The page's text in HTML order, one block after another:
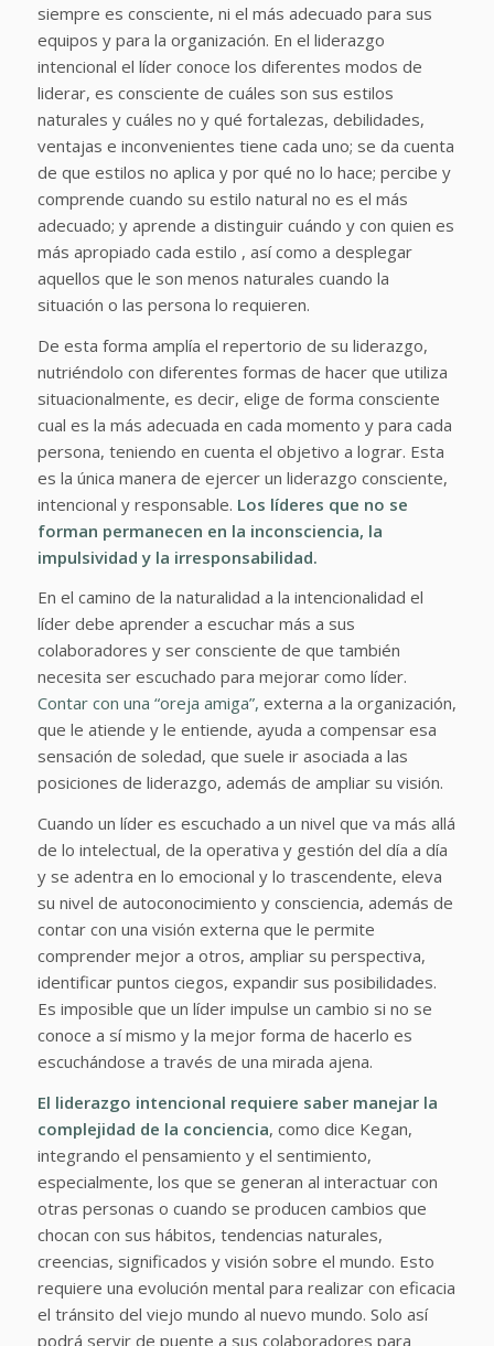
siempre es consciente, ni el más adecuado para sus
equipos y para la organización. En el liderazgo
intencional el líder conoce los diferentes modos de
liderar, es consciente de cuáles son sus estilos
naturales y cuáles no y qué fortalezas, debilidades,
ventajas e inconvenientes tiene cada uno; se da cuenta
de que estilos no aplica y por qué no lo hace; percibe y
comprende cuando su estilo natural no es el más
adecuado; y aprende a distinguir cuándo y con quien es
más apropiado cada estilo , así como a desplegar
aquellos que le son menos naturales cuando la
situación o las persona lo requieren.
De esta forma amplía el repertorio de su liderazgo,
nutriéndolo con diferentes formas de hacer que utiliza
situacionalmente, es decir, elige de forma consciente
cual es la más adecuada en cada momento y para cada
persona, teniendo en cuenta el objetivo a lograr. Esta
es la única manera de ejercer un liderazgo consciente,
intencional y responsable. Los líderes que no se
forman permanecen en la inconsciencia, la
impulsividad y la irresponsabilidad.
En el camino de la naturalidad a la intencionalidad el
líder debe aprender a escuchar más a sus
colaboradores y ser consciente de que también
necesita ser escuchado para mejorar como líder.
Contar con una “oreja amiga”, externa a la organización,
que le atiende y le entiende, ayuda a compensar esa
sensación de soledad, que suele ir asociada a las
posiciones de liderazgo, además de ampliar su visión.
Cuando un líder es escuchado a un nivel que va más allá
de lo intelectual, de la operativa y gestión del día a día
y se adentra en lo emocional y lo trascendente, eleva
su nivel de autoconocimiento y consciencia, además de
contar con una visión externa que le permite
comprender mejor a otros, ampliar su perspectiva,
identificar puntos ciegos, expandir sus posibilidades.
Es imposible que un líder impulse un cambio si no se
conoce a sí mismo y la mejor forma de hacerlo es
escuchándose a través de una mirada ajena.
El liderazgo intencional requiere saber manejar la
complejidad de la conciencia, como dice Kegan,
integrando el pensamiento y el sentimiento,
especialmente, los que se generan al interactuar con
otras personas o cuando se producen cambios que
chocan con sus hábitos, tendencias naturales,
creencias, significados y visión sobre el mundo. Esto
requiere una evolución mental para realizar con eficacia
el tránsito del viejo mundo al nuevo mundo. Solo así
podrá servir de puente a sus colaboradores para